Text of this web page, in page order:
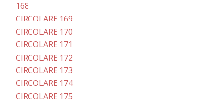
168
CIRCOLARE 169
CIRCOLARE 170
CIRCOLARE 171
CIRCOLARE 172
CIRCOLARE 173
CIRCOLARE 174
CIRCOLARE 175